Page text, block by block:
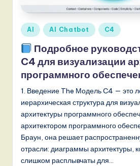
it
a
n
n
o
v
a
Опубликовано
AI AI Chatbot C4
Подробное
C4 для визуализации
программного
1. Введение The Модель C4 — это
иерархическая структура для
архитектуры программного
архитектором программного
Браун, она решает
отрасли: диаграммы архитектуры,
слишком расплывчаты для…